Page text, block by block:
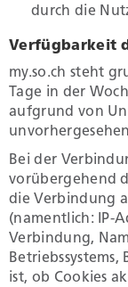
durch die
Verfügbarkeit
my.so.ch steht
Tage in der
aufgrund von
Bei der
vorübergehend
die Verbindung
(namentlich: IP-
Verbindung,
ist, ob Cookies